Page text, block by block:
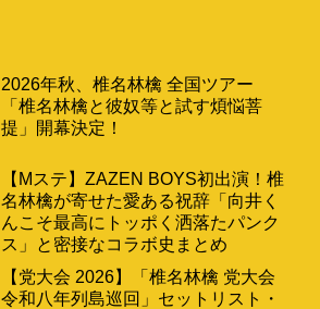
2026年秋、椎名林檎 全国ツアー
「椎名林檎と彼奴等と試す煩悩菩
提」開幕決定！
【Mステ】ZAZEN BOYS初出演！椎
名林檎が寄せた愛ある祝辞「向井く
んこそ最高にトッポく洒落たパンク
ス」と密接なコラボ史まとめ
【党大会 2026】「椎名林檎 党大会
令和八年列島巡回」セットリスト・